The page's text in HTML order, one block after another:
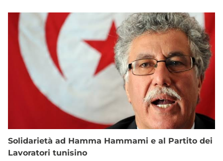
Solidarietà ad Hamma Hammami e al Partito dei
Lavoratori tunisino